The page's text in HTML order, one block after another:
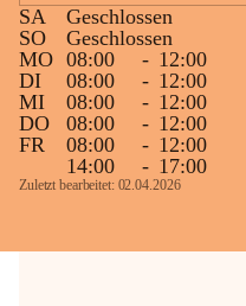
SA
Geschlossen
SO
Geschlossen
MO 08:00 - 12:00
DI
08:00 - 12:00
MI
08:00 - 12:00
DO
08:00 - 12:00
FR
08:00 - 12:00
14:00
- 17:00
Zuletzt bearbeitet: 02.04.2026